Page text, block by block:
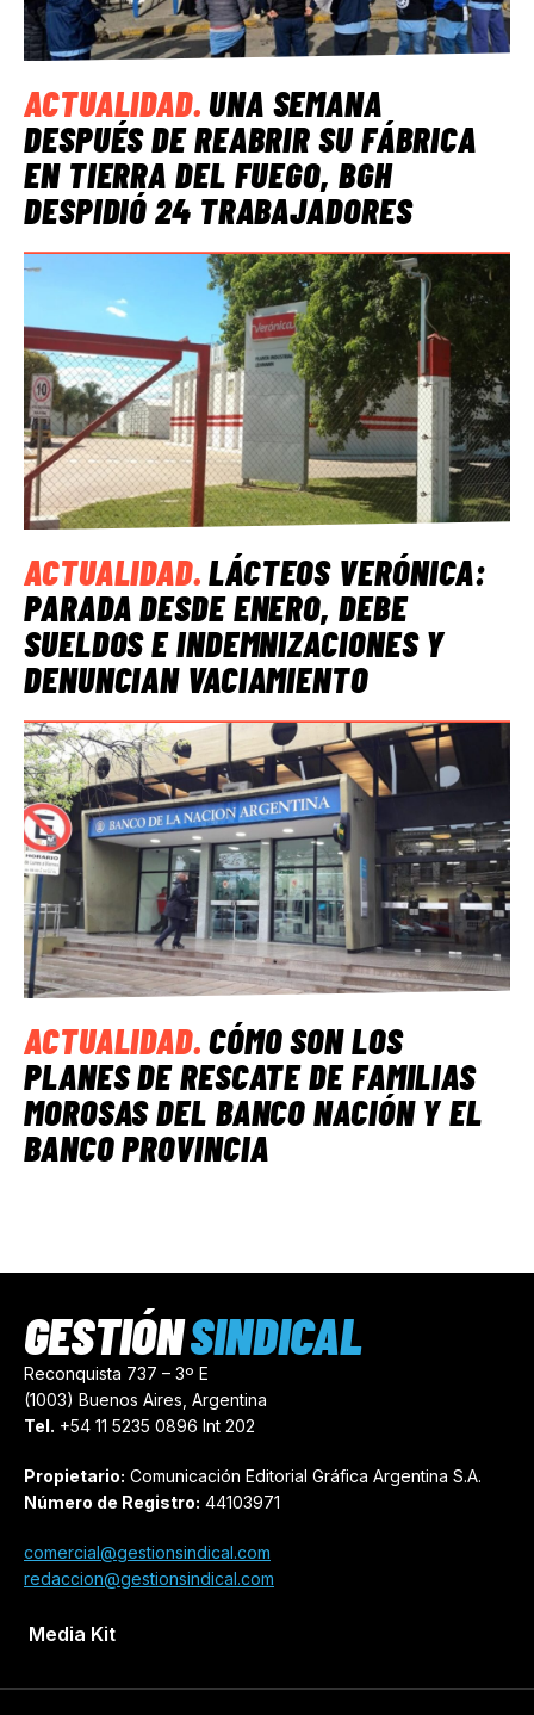
ACTUALIDAD.UNA SEMANA
DESPUÉS DE REABRIR SU FÁBRICA
EN TIERRA DEL FUEGO, BGH
DESPIDIÓ 24 TRABAJADORES
ACTUALIDAD.LÁCTEOS VERÓNICA:
PARADA DESDE ENERO, DEBE
SUELDOS E INDEMNIZACIONES Y
DENUNCIAN VACIAMIENTO
ACTUALIDAD.CÓMO SON LOS
PLANES DE RESCATE DE FAMILIAS
MOROSAS DEL BANCO NACIÓN Y EL
BANCO PROVINCIA
Reconquista 737 – 3º E
(1003) Buenos Aires, Argentina
Tel. +54 11 5235 0896 Int 202
Propietario: Comunicación Editorial Gráfica Argentina S.A.
Número de Registro: 44103971
comercial@gestionsindical.com
redaccion@gestionsindical.com
Media Kit
GESTIÓNSINDICAL